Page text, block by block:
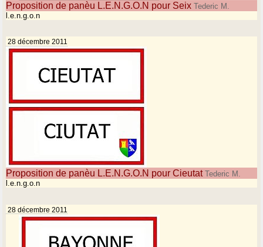
Proposition de panèu L.E.N.G.O.N pour Seix Tederic M.
l.e.n.g.o.n
28 décembre 2011
Proposition de panèu L.E.N.G.O.N pour CieutatTederic M.
l.e.n.g.o.n
28 décembre 2011